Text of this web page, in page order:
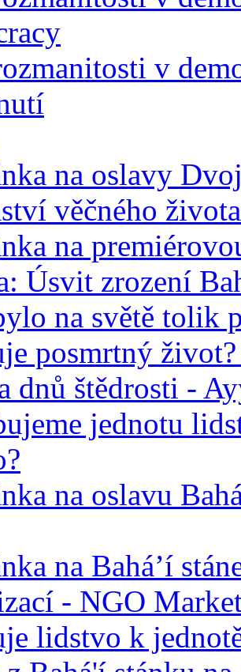
v
na oslavy
věčného života
na
Úsvit zrození
na světě tolik
posmrtný
dnů štědrosti -
jednotu
na oslavu
na Bahá’í
- NGO
lidstvo k